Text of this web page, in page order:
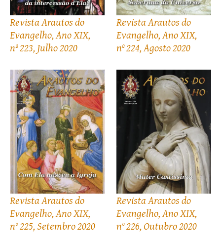
Revista Arautos do
Evangelho, Ano XIX,
nº 223, Julho 2020
Revista Arautos do
Evangelho, Ano XIX,
nº 224, Agosto 2020
Revista Arautos do
Evangelho, Ano XIX,
nº 225, Setembro 2020
Revista Arautos do
Evangelho, Ano XIX,
nº 226, Outubro 2020